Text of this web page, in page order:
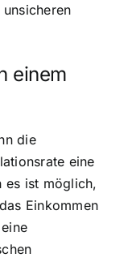
einem
die
eine
es ist möglich,
Einkommen